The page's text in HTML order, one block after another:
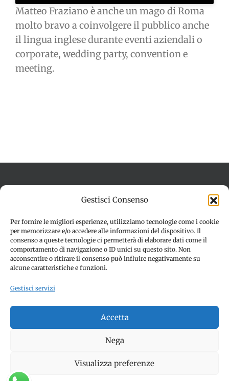
Gestisci Consenso
Per fornire le migliori esperienze, utilizziamo tecnologie come i cookie
per memorizzare e/o accedere alle informazioni del dispositivo. Il
consenso a queste tecnologie ci permetterà di elaborare dati come il
comportamento di navigazione o ID unici su questo sito. Non
acconsentire o ritirare il consenso può influire negativamente su
alcune caratteristiche e funzioni.
Gestisci servizi
Accetta
Nega
Visualizza preferenze
Matteo Fraziano è anche un mago di Roma
molto bravo a coinvolgere il pubblico anche
il lingua inglese durante eventi aziendali o
corporate, wedding party, convention e
meeting.
Imprint
Dichiarazione sulla Privacy (UE)
Disconoscimento
MARCHE (MC) - Partita iva: 01907890436 | ALL RIGHTS